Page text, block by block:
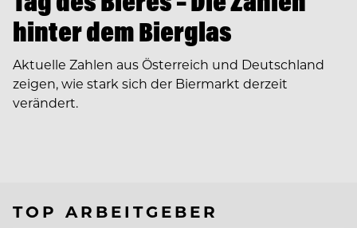
hinter dem Bierglas
Aktuelle Zahlen aus Österreich und Deutschland
zeigen, wie stark sich der Biermarkt derzeit
verändert.
TOP ARBEITGEBER